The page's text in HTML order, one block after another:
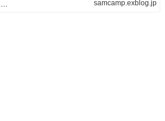
SAMのLIFEキャンプブログ Life is like camping! samcamp.exblog.jp